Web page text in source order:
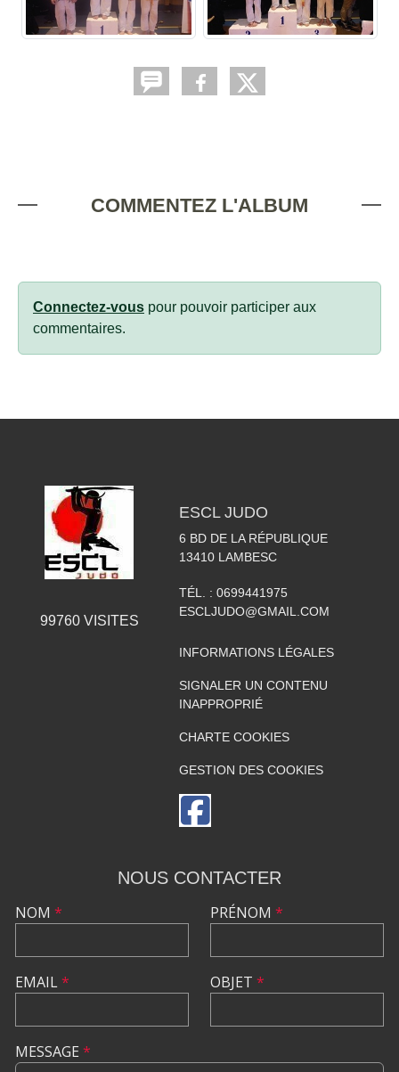
COMMENTEZ L'ALBUM
Connectez-vous pour pouvoir participer aux
commentaires.
99760VISITES
ESCL JUDO
6 BD DE LA RÉPUBLIQUE
13410 LAMBESC
TÉL. : 0699441975
ESCLJUDO@GMAIL.COM
INFORMATIONS LÉGALES
SIGNALER UN CONTENU
INAPPROPRIÉ
CHARTE COOKIES
GESTION DES COOKIES
NOUS CONTACTER
NOM *
EMAIL*
PRÉNOM *
OBJET *
MESSAGE *